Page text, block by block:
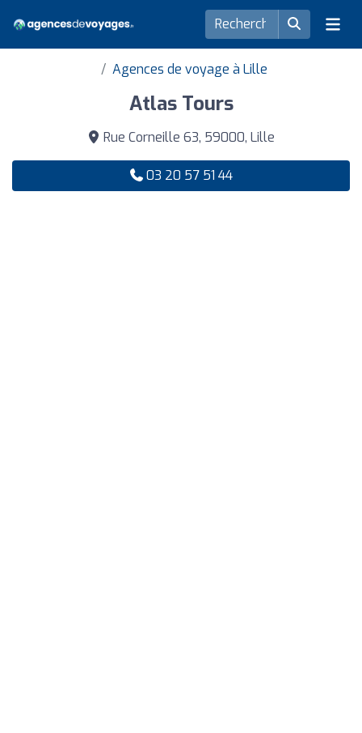
Agences de voyage à Lille
Atlas Tours
Rue Corneille 63, 59000, Lille
03 20 57 51 44